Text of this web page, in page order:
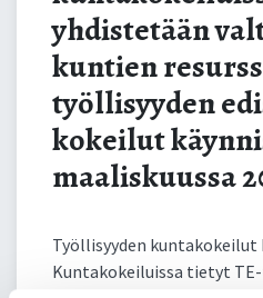
käynnistyvät
yhdistetään
kuntien
työllisyyden
kokeilut
maaliskuussa
Työllisyyden kuntakokeilut
Kuntakokeiluissa tietyt